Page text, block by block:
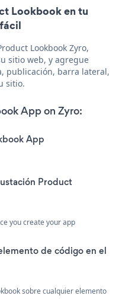
Lookbook en tu
Lookbook Zyro,
sitio web, y agregue
publicación, barra lateral,
sitio.
App on Zyro:
App
Product
you create your app
de código en el
sobre cualquier elemento